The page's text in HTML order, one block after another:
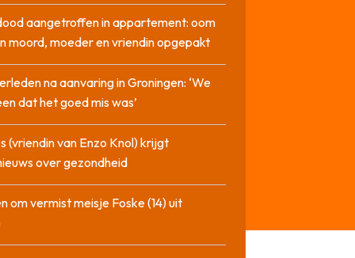
aangetroffen in appartement: oom
moord, moeder en vriendin opgepakt
na aanvaring in Groningen: ‘We
dat het goed mis was’
(vriendin van Enzo Knol) krijgt
over gezondheid
om vermist meisje Foske (14) uit